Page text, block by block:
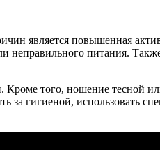
является повышенная
неправильного питания.
того, ношение тесной
за гигиеной, использовать